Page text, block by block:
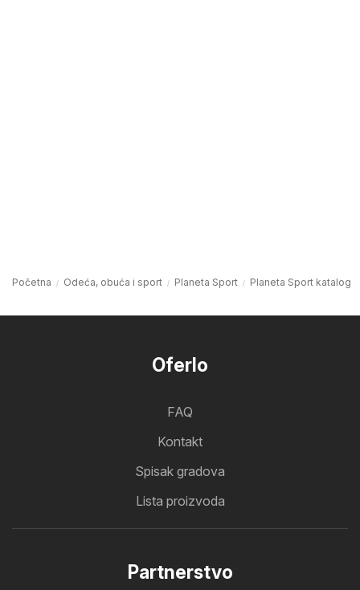
Početna Odeća, obuća i sport Planeta Sport Planeta Sport katalog
Oferlo
FAQ
Kontakt
Spisak gradova
Lista proizvoda
Partnerstvo